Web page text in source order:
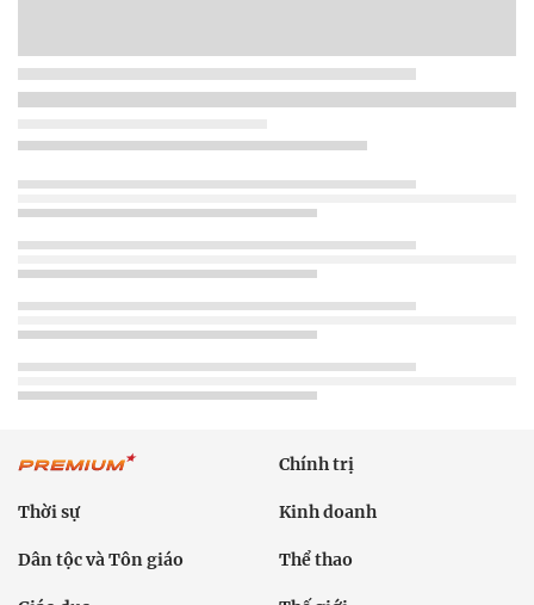
Chính trị
Thời sự Kinh doanh
Dân tộc và Tôn giáo Thể thao